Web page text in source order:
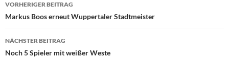
VORHERIGER BEITRAG
Markus Boos erneut Wuppertaler Stadtmeister
NÄCHSTER BEITRAG
Noch 5 Spieler mit weißer Weste